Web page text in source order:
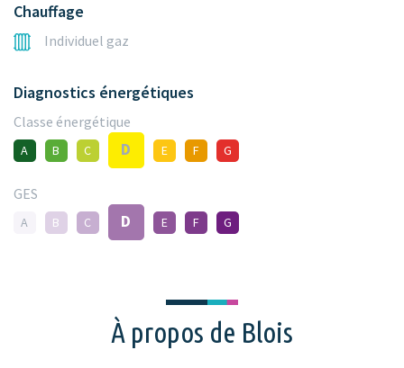
Chauffage
Individuel gaz
Diagnostics énergétiques
Classe énergétique
A B C D E F G
GES
A B C D E F G
À propos de Blois